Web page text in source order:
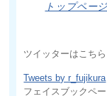
トップページ
ツイッターはこち
Tweets by r_fujikura
フェイスブックペ